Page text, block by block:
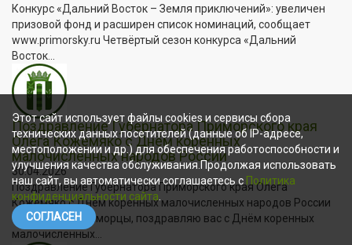
Конкурс «Дальний Восток – Земля приключений»: увеличен
призовой фонд и расширен список номинаций, сообщает
www.primorsky.ru Четвёртый сезон конкурса «Дальний
Восток...
Поздравление Губернатора Приморского края
Олега Кожемяко с Днём коренных
малочисленных народов России
30.04.2026
Поздравление Губернатора Приморского края Олега
Кожемяко с Днём коренных малочисленных народов России
Уважаемые приморцы, поздравляю вас с Днём коренных
малочисленных...
Этот сайт использует файлы cookies и сервисы сбора
технических данных посетителей (данные об IP-адресе,
местоположении и др.) для обеспечения работоспособности и
улучшения качества обслуживания.Продолжая использовать
наш сайт, вы автоматически соглашаетесь с Политика
конфиденциальности сайта
СОГЛАСЕН